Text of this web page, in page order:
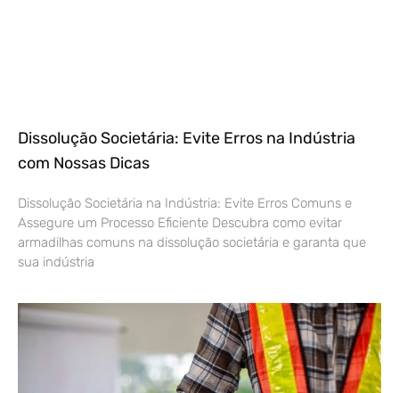
Dissolução Societária: Evite Erros na Indústria
com Nossas Dicas
Dissolução Societária na Indústria: Evite Erros Comuns e
Assegure um Processo Eficiente Descubra como evitar
armadilhas comuns na dissolução societária e garanta que
sua indústria